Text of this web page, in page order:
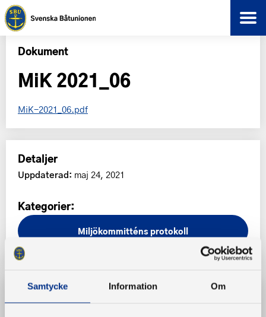
Samtycke Information Om
Dokument
MiK 2021_06
MiK-2021_06.pdf
Detaljer
Uppdaterad: maj 24, 2021
Kategorier:
Miljökommitténs protokoll